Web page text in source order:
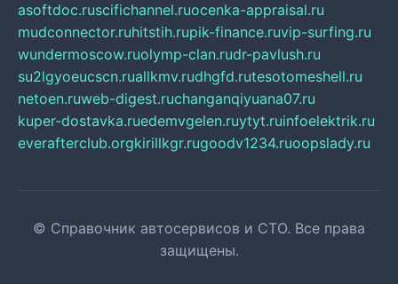
asoftdoc.ruscifichannel.ruocenka-appraisal.ru
mudconnector.ruhitstih.rupik-finance.ruvip-surfing.ru
wundermoscow.ruolymp-clan.rudr-pavlush.ru
su2lgyoeucscn.ruallkmv.rudhgfd.rutesotomeshell.ru
netoen.ruweb-digest.ruchanganqiyuana07.ru
kuper-dostavka.ruedemvgelen.ruytyt.ruinfoelektrik.ru
everafterclub.orgkirillkgr.rugoodv1234.ruoopslady.ru
© Справочник автосервисов и СТО. Все права
защищены.